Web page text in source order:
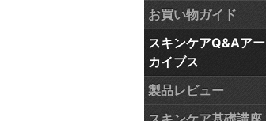
お買い物ガイド
スキンケアQ&Aアー
カイブス
製品レビュー